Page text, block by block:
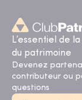
L’essentiel de
du patrimoine
Devenez
contributeur ou
questions